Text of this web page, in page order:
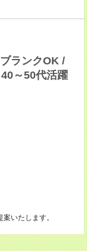
ランクOK /
～50代活躍
いたします。